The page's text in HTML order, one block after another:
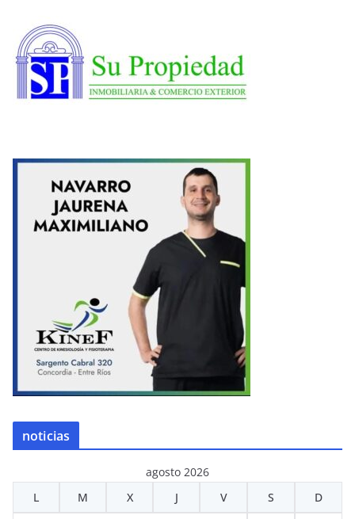
noticias
agosto 2026
L
M X J V S D